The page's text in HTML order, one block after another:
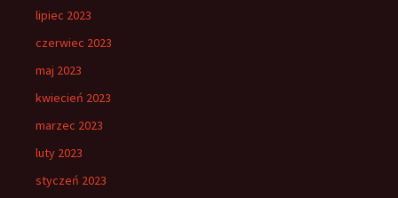
lipiec 2023
czerwiec 2023
maj 2023
kwiecień 2023
marzec 2023
luty 2023
styczeń 2023